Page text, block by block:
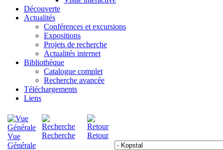
Découverte
Actualités
Conférences et excursions
Expositions
Projets de recherche
Actualités internet
Bibliothèque
Catalogue complet
Recherche avancée
Téléchargements
Liens
Vue
Générale
Recherche Retour